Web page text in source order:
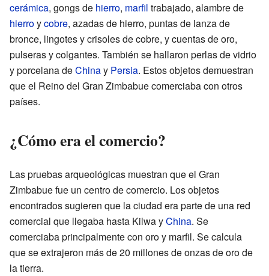
cerámica, gongs de hierro, marfil trabajado, alambre de
hierroycobre, azadas de hierro, puntas de lanza de
bronce, lingotes y crisoles de cobre, y cuentas de oro,
pulseras y colgantes. También se hallaron perlas de vidrio
y porcelana deChinay Persia. Estos objetos demuestran
que el Reino del Gran Zimbabue comerciaba con otros
países.
¿Cómo era el comercio?
Las pruebas arqueológicas muestran que el Gran
Zimbabue fue un centro de comercio. Los objetos
encontrados sugieren que la ciudad era parte de una red
comercial que llegaba hasta Kilwa yChina. Se
comerciaba principalmente con oro y marfil. Se calcula
que se extrajeron más de 20 millones de onzas de oro de
la tierra.